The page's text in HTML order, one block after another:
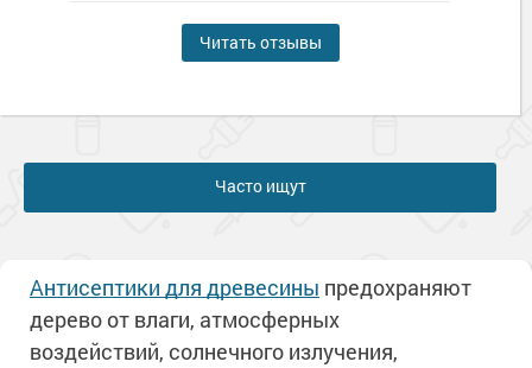
Читать отзывы
Часто ищут
Антисептики для древесины предохраняют
дерево от влаги, атмосферных
воздействий, солнечного излучения,